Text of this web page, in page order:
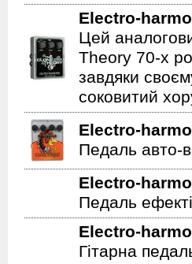
Electro-
Цей
Theory 70-х
завдяки
соковитий
Electro-
Педаль авто-
Electro-
Педаль